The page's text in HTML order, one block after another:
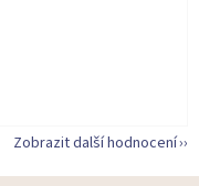
hvězdiček.
Zobrazit další hodnocení